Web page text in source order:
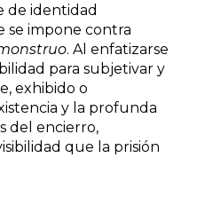
de identidad
se impone contra
. Al enfatizarse
para subjetivar y
exhibido o
y la profunda
del encierro,
que la prisión